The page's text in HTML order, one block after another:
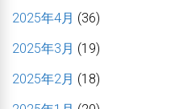
2025年4月 (36)
2025年3月 (19)
2025年2月 (18)